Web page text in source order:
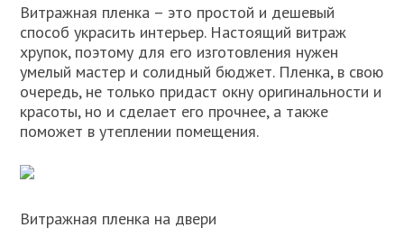
Витражная пленка – это простой и дешевый
способ украсить интерьер. Настоящий витраж
хрупок, поэтому для его изготовления нужен
умелый мастер и солидный бюджет. Пленка, в свою
очередь, не только придаст окну оригинальности и
красоты, но и сделает его прочнее, а также
поможет в утеплении помещения.
Витражная пленка на двери